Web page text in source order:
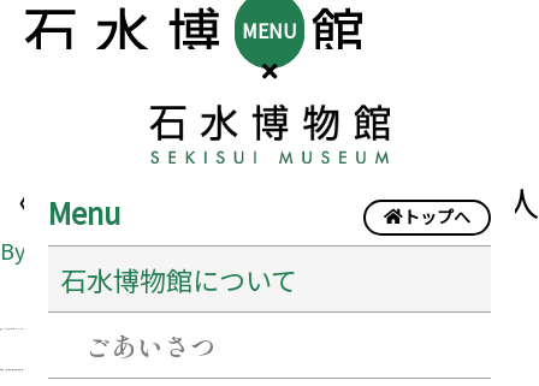
MENU
トップへ
Menu
石水博物館について
ごあいさつ
〈特別展〉西来寺の宝物と真阿上人
By sekisui@creator/2026年9月15日